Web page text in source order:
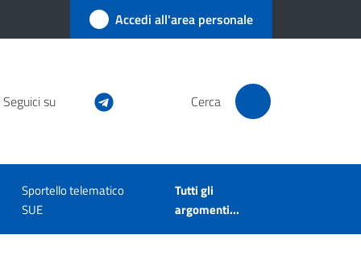
Accedi all'area personale
Seguici su Cerca
Sportello telematico
SUE
Tutti gli
argomenti...